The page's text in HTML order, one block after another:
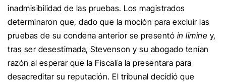
inadmisibilidad de las pruebas. Los magistrados
determinaron que, dado que la moción para excluir las
pruebas de su condena anterior se presentó in limine y,
tras ser desestimada, Stevenson y su abogado tenían
razón al esperar que la Fiscalía la presentara para
desacreditar su reputación. El tribunal decidió que